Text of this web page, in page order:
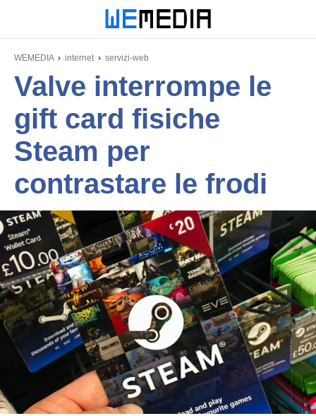
WEMEDIA internet servizi-web
Valve interrompe le
gift card fisiche
Steam per
contrastare le frodi